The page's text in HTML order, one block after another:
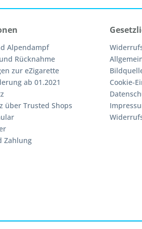
Alpendampf
Rücknahme
zur eZigarette
ab 01.2021
über Trusted Shops
Zahlung
Cookie-